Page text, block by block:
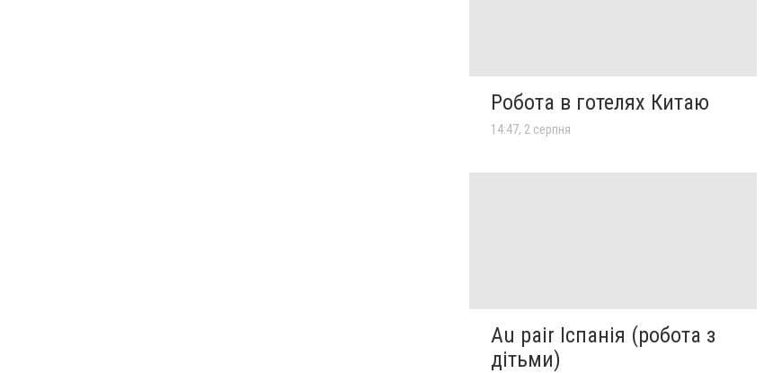
Робота в готелях Китаю
14:47, 2 серпня
Au pair Іспанія (робота з
дітьми)